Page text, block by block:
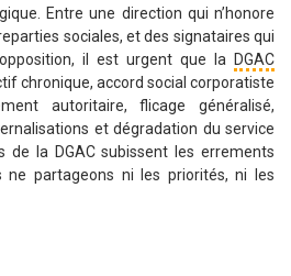
Entre une direction qui n’honore
sociales, et des signataires qui
il est urgent que la
DGAC
chronique, accord social corporatiste
autoritaire, flicage généralisé,
et dégradation du service
de la DGAC subissent les errements
ne partageons ni les priorités, ni les